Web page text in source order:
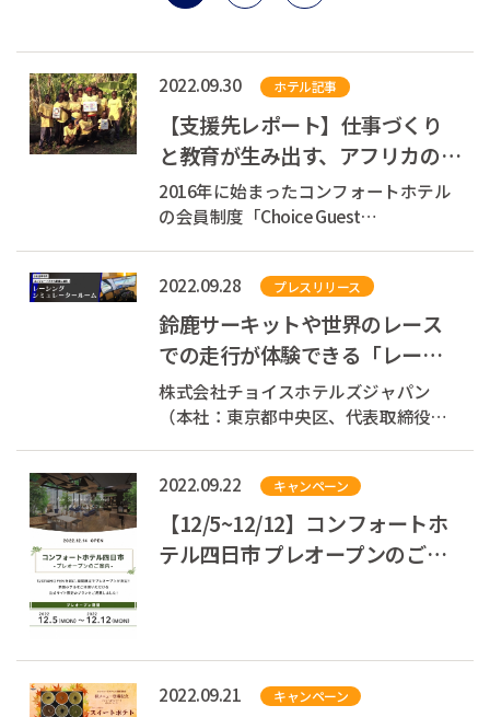
2022.09.30 ホテル記事
【支援先レポート】仕事づくり
と教育が生み出す、アフリカの未
来 ーOne Planet Café Zambia
よりー
2016年に始まったコンフォートホテル
の会員制度「Choice Guest
に取り組む3つの団体を支援していま
す。 支援している団体 認定NPO法人
JUON（樹恩） NETWORK 認定NPO法人
カタリバ One P...
2022.09.28 プレスリリース
鈴鹿サーキットや世界のレース
での走行が体験できる「レーシ
ングシミュレータールーム」が
コンフォート...
株式会社チョイスホテルズジャパン
（本社：東京都中央区、代表取締役社
トホテル鈴鹿（三重県鈴鹿市）で、鈴
鹿サーキットのコースや世界中のレー
ス会場での運転ができる「レーシング
シミュレ...
2022.09.22 キャンペーン
【12/5~12/12】コンフォートホ
テル四日市 プレオープンのご案
2022.09.21 キャンペーン